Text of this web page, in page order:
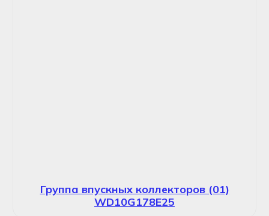
Группа впускных коллекторов (01)
WD10G178E25